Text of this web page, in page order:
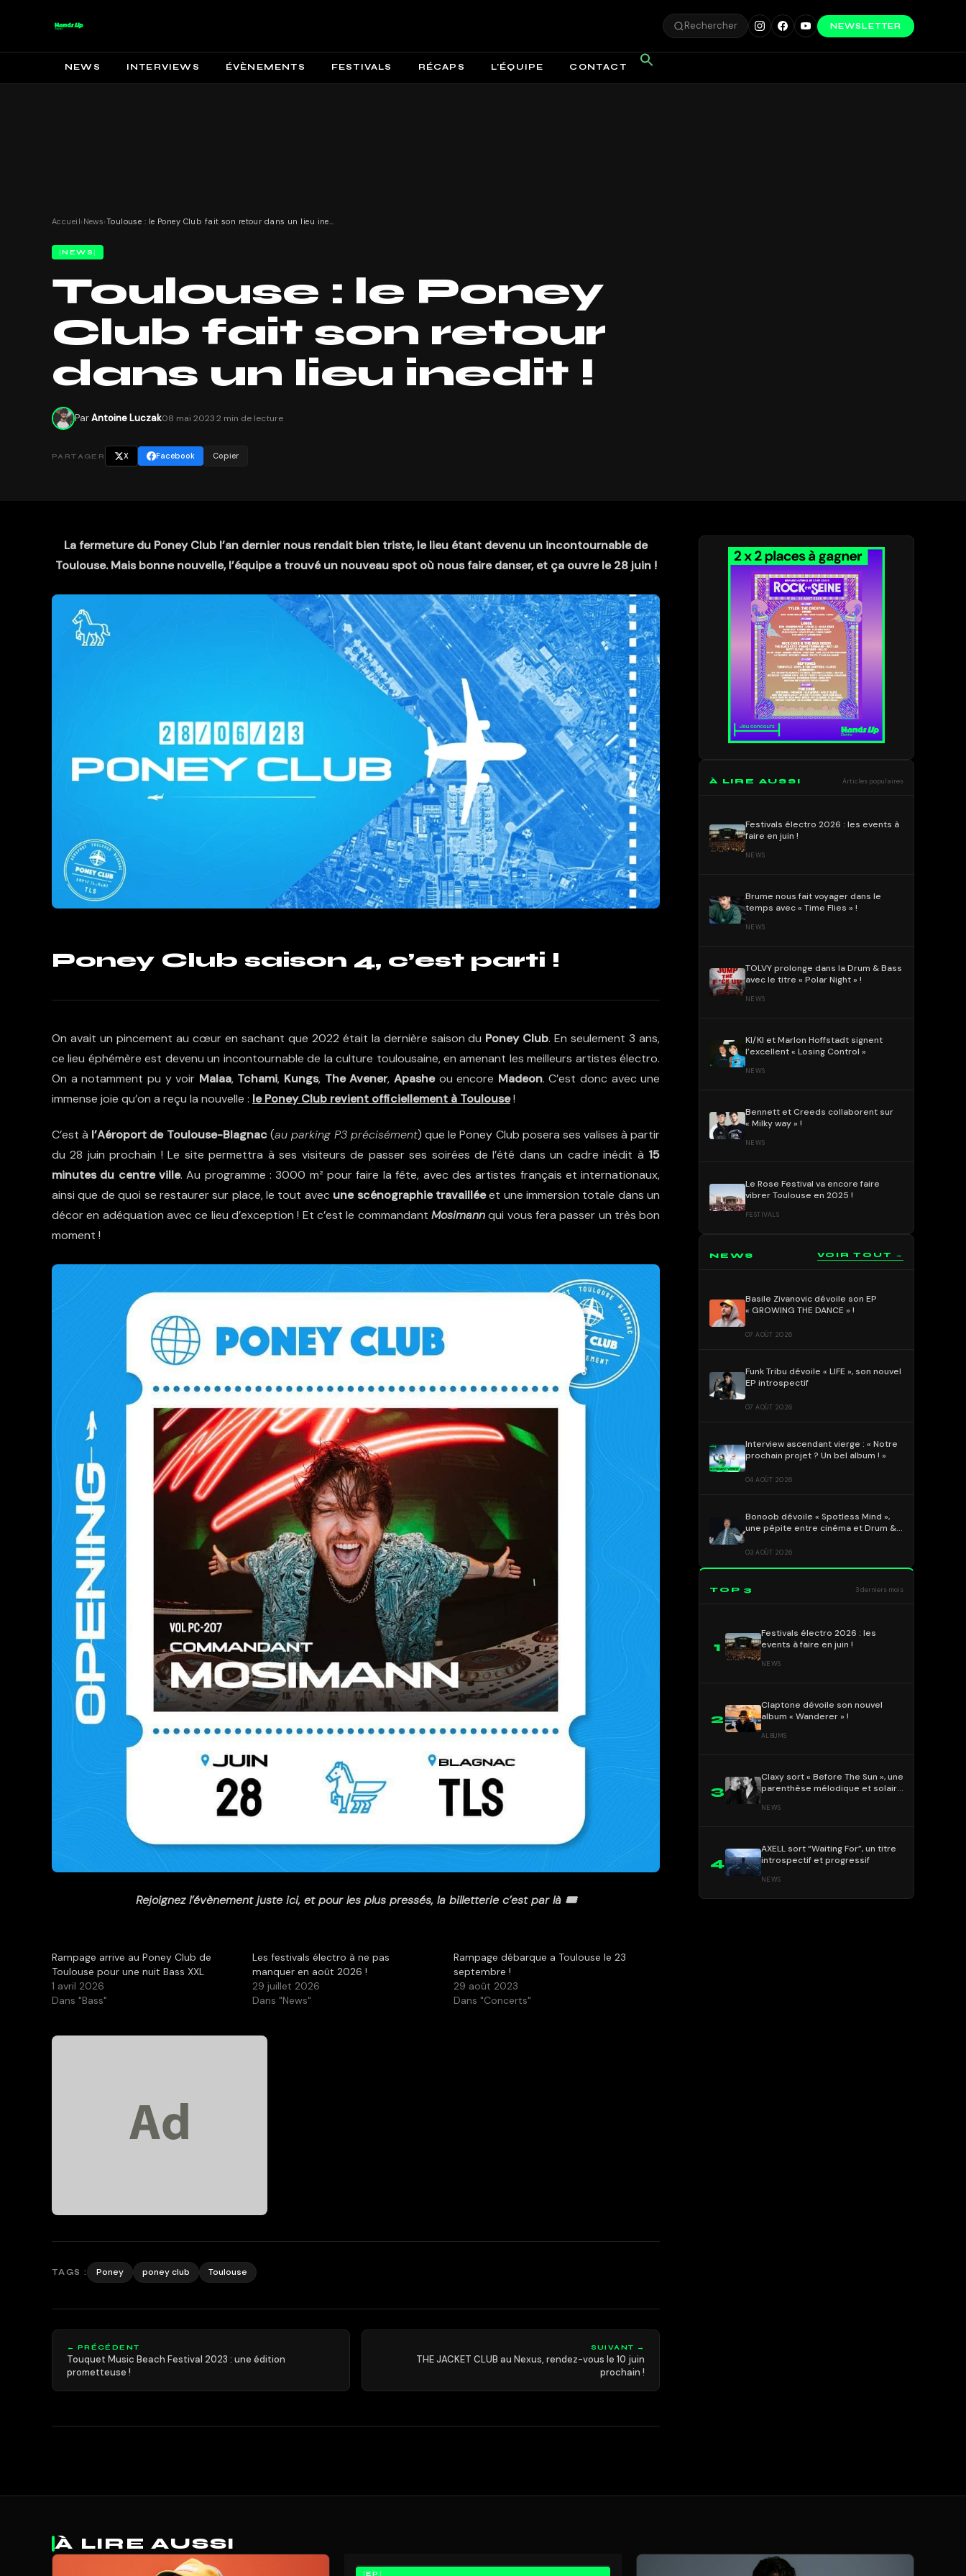
Rechercher NEWSLETTER
NEWS INTERVIEWS ÉVÈNEMENTS FESTIVALS RÉCAPS L’ÉQUIPE CONTACT
Accueil› News› Toulouse : le Poney Club fait son retour dans un lieu inedit !
NEWS
Toulouse : le Poney
Club fait son retour
dans un lieu inedit !
ParAntoine Luczak08 mai 20232 min de lecture
PARTAGER X Facebook Copier
La fermeture du Poney Club l’an dernier nous rendait bien triste, le lieu étant devenu un incontournable de
Toulouse. Mais bonne nouvelle, l’équipe a trouvé un nouveau spot où nous faire danser, et ça ouvre le 28 juin !
Poney Club saison 4, c’est parti !
On avait un pincement au cœur en sachant que 2022 était la dernière saison du Poney Club. En seulement 3 ans,
ce lieu éphémère est devenu un incontournable de la culture toulousaine, en amenant les meilleurs artistes électro.
On a notamment pu y voir Malaa, Tchami, Kungs, The Avener, Apasheou encore Madeon. C’est donc avec une
immense joie qu’on a reçu la nouvelle : le Poney Club revient officiellement à Toulouse!
C’est à l’Aéroport de Toulouse-Blagnac(au parking P3 précisément) que le Poney Club posera ses valises à partir
du 28 juin prochain ! Le site permettra à ses visiteurs de passer ses soirées de l’été dans un cadre inédit à 15
minutes du centre ville. Au programme : 3000 m² pour faire la fête, avec des artistes français et internationaux,
ainsi que de quoi se restaurer sur place, le tout avec une scénographie travailléeet une immersion totale dans un
décor en adéquation avec ce lieu d’exception ! Et c’est le commandant Mosimannqui vous fera passer un très bon
moment !
Rejoignezl’évènement juste ici, et pour les plus pressés, la billetterie c’est par là🎟
Rampage arrive au Poney Club de
Toulouse pour une nuit Bass XXL
1 avril 2026
Dans "Bass"
Les festivals électro à ne pas
manquer en août 2026 !
29 juillet 2026
Dans "News"
Rampage débarque a Toulouse le 23
septembre !
29 août 2023
Dans "Concerts"
TAGS : Poney poney club Toulouse
← PRÉCÉDENT
Touquet Music Beach Festival 2023 : une édition
prometteuse !
SUIVANT →
THE JACKET CLUB au Nexus, rendez-vous le 10 juin
prochain !
À LIRE AUSSI Articles populaires
Festivals électro 2026 : les events à
faire en juin !
NEWS
Brume nous fait voyager dans le
temps avec « Time Flies » !
NEWS
TOLVY prolonge dans la Drum & Bass
avec le titre « Polar Night » !
NEWS
KI/KI et Marlon Hoffstadt signent
l’excellent « Losing Control »
NEWS
Bennett et Creeds collaborent sur
« Milky way » !
NEWS
Le Rose Festival va encore faire
vibrer Toulouse en 2025 !
FESTIVALS
NEWS VOIR TOUT →
Basile Zivanovic dévoile son EP
« GROWING THE DANCE » !
07 AOÛT 2026
Funk Tribu dévoile « LIFE », son nouvel
EP introspectif
07 AOÛT 2026
Interview ascendant vierge : « Notre
prochain projet ? Un bel album ! »
04 AOÛT 2026
Bonoob dévoile « Spotless Mind »,
une pépite entre cinéma et Drum &
03 AOÛT 2026
TOP 3 3 derniers mois
1
Festivals électro 2026 : les
events à faire en juin !
NEWS
2
Claptone dévoile son nouvel
album « Wanderer » !
ALBUMS
3
Claxy sort « Before The Sun », une
parenthèse mélodique et solaire
NEWS
4
AXELL sort “Waiting For”, un titre
introspectif et progressif
NEWS
À LIRE AUSSI
EP